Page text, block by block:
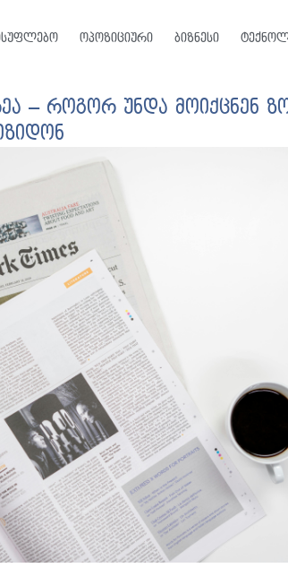
ოპოზიციური ბიზნესი
– როგორ უნდა მოიქცნენ